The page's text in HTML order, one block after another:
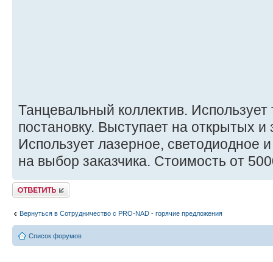
Танцевальный коллектив.
постановку. Выступает на открытых
Использует лазерное, светодиодное
на выбор заказчика. Стоимость от
Ответить
Вернуться в Сотрудничество c PRO-NAD - горячие предложения
Список форумов